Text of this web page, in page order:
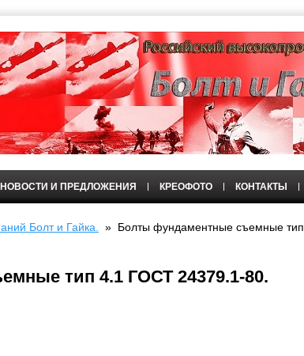
И ПРЕДЛОЖЕНИЯ КРЕОФОТО КОНТАКТЫ
Болт и Гайка. » Болты фундаментные съемные тип
тип 4.1 ГОСТ 24379.1-80.